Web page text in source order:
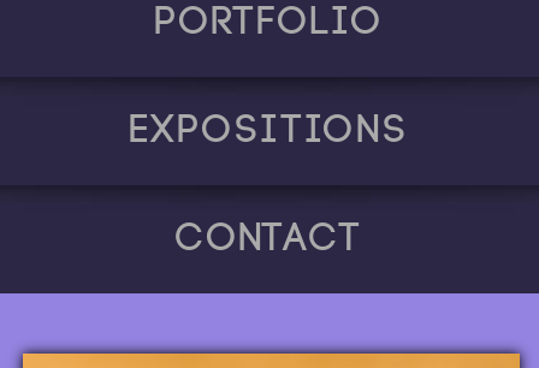
Portfolio
Expositions
Contact